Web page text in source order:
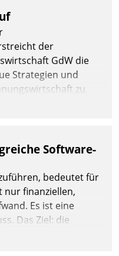
GmbH den
digitalisiert.
der
GdW die
Strategien und
zu
Software-
bedeutet für
nur finanziellen,
Es ist eine
Das Ziel: die
Damit
einige Grundregeln